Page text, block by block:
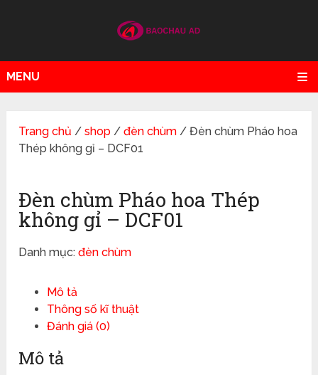
MENU
Trang chủ /shop /đèn chùm / Đèn chùm Pháo hoa
Thép không gỉ – DCF01
Đèn chùm Pháo hoa Thép
không gỉ – DCF01
Danh mục:đèn chùm
Mô tả
Thông số kĩ thuật
Đánh giá (0)
Mô tả